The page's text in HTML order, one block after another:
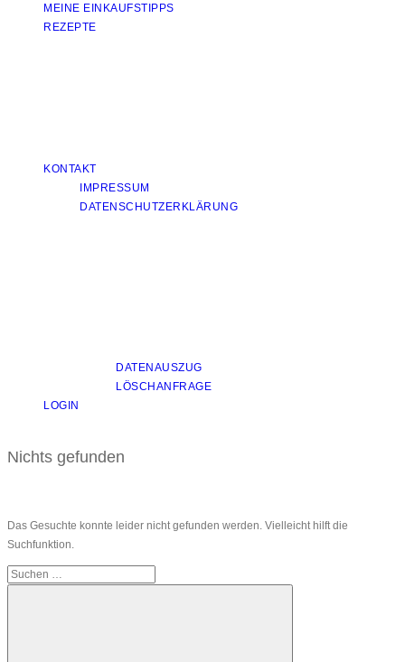
MEINE EINKAUFSTIPPS
REZEPTE
KONTAKT
IMPRESSUM
DATENSCHUTZERKLÄRUNG
DATENAUSZUG
LÖSCHANFRAGE
LOGIN
Nichts gefunden
Das Gesuchte konnte leider nicht gefunden werden. Vielleicht hilft die
Suchfunktion.
Suchen